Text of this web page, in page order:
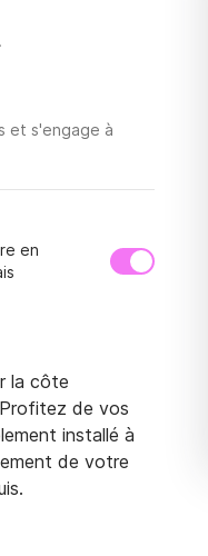
et s'engage à
en
la côte
de vos
installé à
de votre